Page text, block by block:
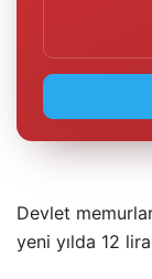
Devlet
yeni yılda 12